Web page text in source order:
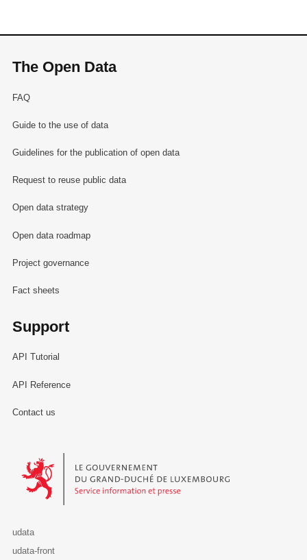
The Open Data
FAQ
Guide to the use of data
Guidelines for the publication of open data
Request to reuse public data
Open data strategy
Open data roadmap
Project governance
Fact sheets
Support
API Tutorial
API Reference
Contact us
Le Gouvernement du Grand-Duché de Luxembourg - Service
udata
udata-front